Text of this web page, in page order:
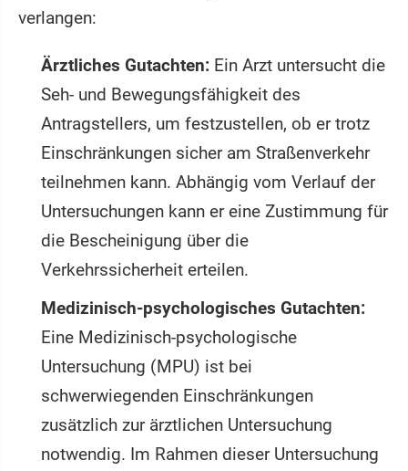
verlangen:
Ärztliches Gutachten: Ein Arzt untersucht die
Seh- und Bewegungsfähigkeit des
Antragstellers, um festzustellen, ob er trotz
Einschränkungen sicher am Straßenverkehr
teilnehmen kann. Abhängig vom Verlauf der
Untersuchungen kann er eine Zustimmung für
die Bescheinigung über die
Verkehrssicherheit erteilen.
Medizinisch-psychologisches Gutachten:
Eine Medizinisch-psychologische
Untersuchung (MPU) ist bei
schwerwiegenden Einschränkungen
zusätzlich zur ärztlichen Untersuchung
notwendig. Im Rahmen dieser Untersuchung